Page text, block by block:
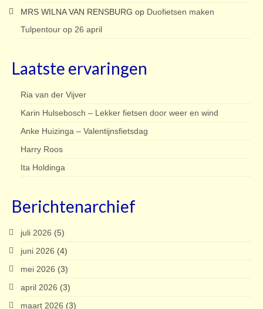
MRS WILNA VAN RENSBURG op Duofietsen maken
Tulpentour op 26 april
Laatste ervaringen
Ria van der Vijver
Karin Hulsebosch – Lekker fietsen door weer en wind
Anke Huizinga – Valentijnsfietsdag
Harry Roos
Ita Holdinga
Berichtenarchief
juli 2026 (5)
juni 2026 (4)
mei 2026 (3)
april 2026 (3)
maart 2026 (3)